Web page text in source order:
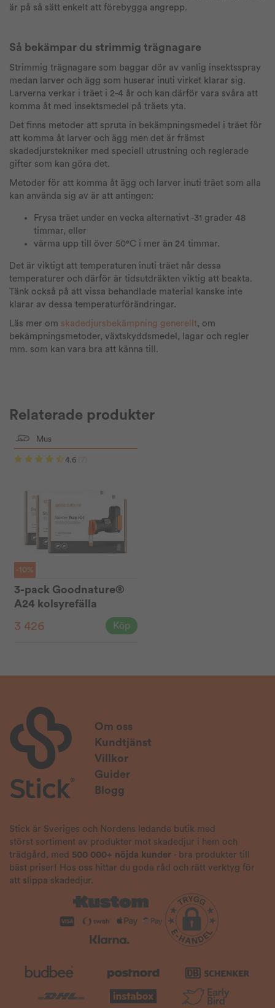
är på så sätt enkelt att förebygga angrepp.
Så bekämpar du strimmig trägnagare
Strimmig trägnagare som baggar dör av vanlig insektsspray
medan larver och ägg som huserar inuti virket klarar sig.
Larverna verkar i träet i 2-4 år och kan därför vara svåra att
komma åt med insektsmedel på träets yta.
Det finns metoder att spruta in bekämpningsmedel i träet för
att komma åt larver och ägg men det är främst
skadedjurstekniker med speciell utrustning och reglerade
gifter som kan göra det.
Metoder för att komma åt ägg och larver inuti träet som alla
kan använda sig av är att antingen:
Frysa träet under en vecka alternativt -31 grader 48
timmar, eller
värma upp till över 50°C i mer än 24 timmar.
Det är viktigt att temperaturen inuti träet når dessa
temperaturer och därför är tidsutdräkten viktig att beakta.
Tänk också på att vissa behandlade material kanske inte
klarar av dessa temperaturförändringar.
Läs mer om skadedjursbekämpning generellt, om
bekämpningsmetoder, växtskyddsmedel, lagar och regler
mm. som kan vara bra att känna till.
Relaterade produkter
Mus
4.6
-10%
3-pack Goodnature®
A24 kolsyrefälla
3 426 Köp
Om oss
Kundtjänst
Villkor
Guider
Blogg
Stick är Sveriges och Nordens ledande butik med
störst sortiment av produkter mot skadedjur i hem och
trädgård, med 500 000+ nöjda kunder - bra produkter till
bäst priser! Hos oss hittar du goda råd och rätt verktyg för
att slippa skadedjur.